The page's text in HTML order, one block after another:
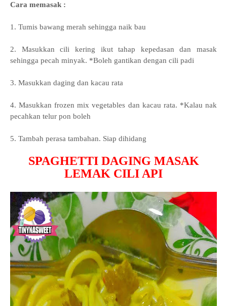
Cara memasak :
1. Tumis bawang merah sehingga naik bau
2. Masukkan cili kering ikut tahap kepedasan dan masak
sehingga pecah minyak. *Boleh gantikan dengan cili padi
3. Masukkan daging dan kacau rata
4. Masukkan frozen mix vegetables dan kacau rata. *Kalau nak
pecahkan telur pon boleh
5. Tambah perasa tambahan. Siap dihidang
SPAGHETTI DAGING MASAK
LEMAK CILI API